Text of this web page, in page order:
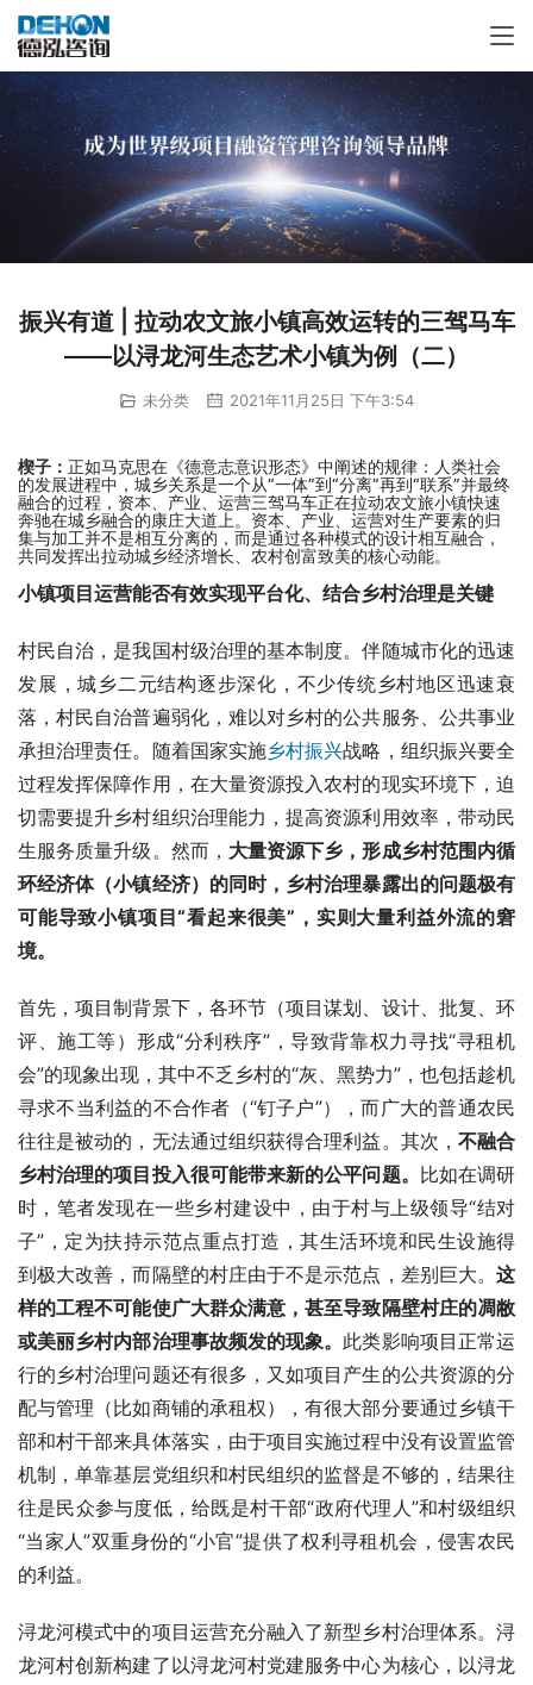
振兴有道 | 拉动农文旅小镇高效运转的三驾马车
——以浔龙河生态艺术小镇为例（二）
未分类 2021年11月25日 下午3:54
楔子： 正如马克思在《德意志意识形态》中阐述的规律：人类社会
的发展进程中，城乡关系是一个从“一体”到“分离”再到“联系”并最终
融合的过程，资本、产业、运营三驾马车正在拉动农文旅小镇快速
奔驰在城乡融合的康庄大道上。资本、产业、运营对生产要素的归
集与加工并不是相互分离的，而是通过各种模式的设计相互融合，
共同发挥出拉动城乡经济增长、农村创富致美的核心动能。
小镇项目运营能否有效实现平台化、结合乡村治理是关键
村民自治，是我国村级治理的基本制度。伴随城市化的迅速
发展，城乡二元结构逐步深化，不少传统乡村地区迅速衰
落，村民自治普遍弱化，难以对乡村的公共服务、公共事业
承担治理责任。随着国家实施乡村振兴战略，组织振兴要全
过程发挥保障作用，在大量资源投入农村的现实环境下，迫
切需要提升乡村组织治理能力，提高资源利用效率，带动民
生服务质量升级。然而， 大量资源下乡，形成乡村范围内循
环经济体（小镇经济）的同时，乡村治理暴露出的问题极有
可能导致小镇项目“看起来很美”，实则大量利益外流的窘
境。
首先，项目制背景下，各环节（项目谋划、设计、批复、环
评、施工等）形成“分利秩序”，导致背靠权力寻找“寻租机
会”的现象出现，其中不乏乡村的“灰、黑势力”，也包括趁机
寻求不当利益的不合作者（“钉子户”），而广大的普通农民
往往是被动的，无法通过组织获得合理利益。其次， 不融合
乡村治理的项目投入很可能带来新的公平问题。 比如在调研
时，笔者发现在一些乡村建设中，由于村与上级领导“结对
子”，定为扶持示范点重点打造，其生活环境和民生设施得
到极大改善，而隔壁的村庄由于不是示范点，差别巨大。 这
样的工程不可能使广大群众满意，甚至导致隔壁村庄的凋敝
或美丽乡村内部治理事故频发的现象。 此类影响项目正常运
行的乡村治理问题还有很多，又如项目产生的公共资源的分
配与管理（比如商铺的承租权），有很大部分要通过乡镇干
部和村干部来具体落实，由于项目实施过程中没有设置监管
机制，单靠基层党组织和村民组织的监督是不够的，结果往
往是民众参与度低，给既是村干部“政府代理人”和村级组织
“当家人”双重身份的“小官”提供了权利寻租机会，侵害农民
的利益。
浔龙河模式中的项目运营充分融入了新型乡村治理体系。浔
龙河村创新构建了以浔龙河村党建服务中心为核心，以浔龙